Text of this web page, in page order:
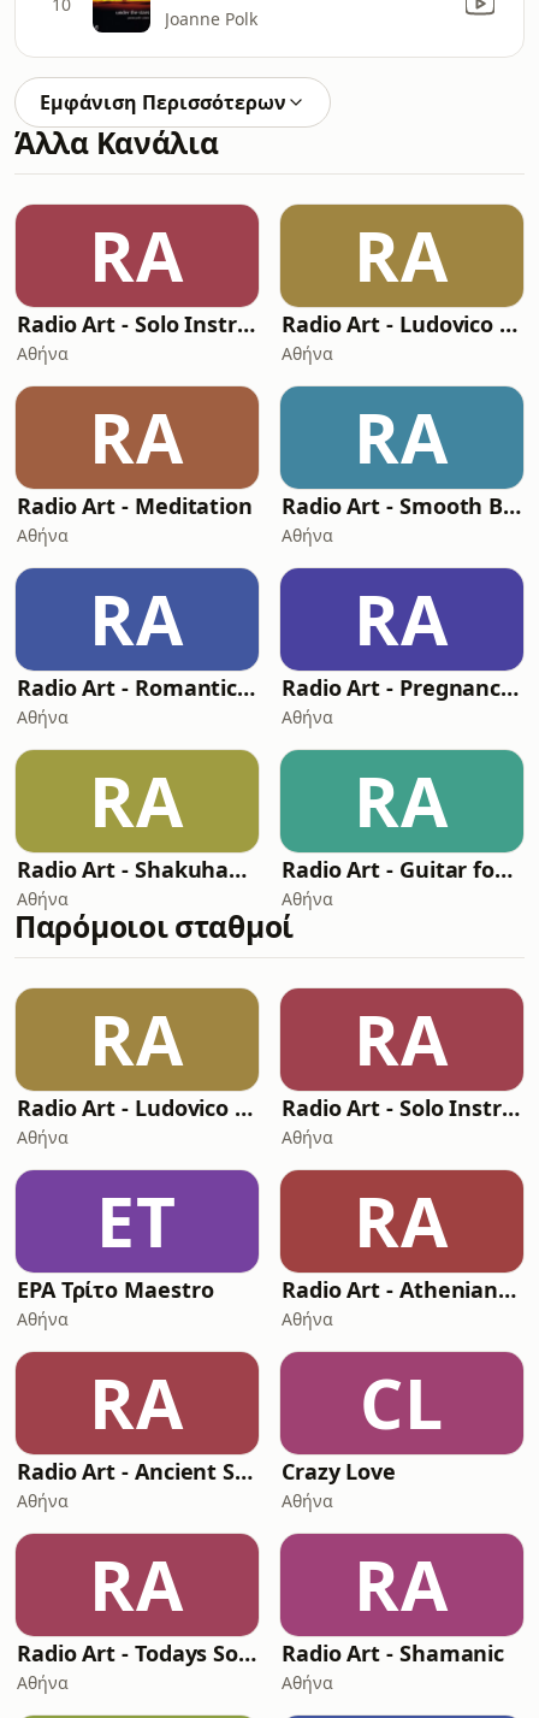
Joanne Polk
Εμφάνιση Περισσότερων
Άλλα Κανάλια
RA
Radio Art - Solo Instruments
Αθήνα
RA
Radio Art - Ludovico Einaudi
Αθήνα
RA
Radio Art - Meditation
Αθήνα
RA
Radio Art - Smooth Bossa Nova
Αθήνα
RA
Radio Art - Romantic Latin
Αθήνα
RA
Radio Art - Pregnancy Relaxation
Αθήνα
RA
Radio Art - Shakuhachi
Αθήνα
RA
Radio Art - Guitar for Sleep
Αθήνα
Παρόμοιοι σταθμοί
RA
Radio Art - Ludovico Einaudi
Αθήνα
RA
Radio Art - Solo Instruments
Αθήνα
ΕΤ
ΕΡΑ Τρίτο Maestro
Αθήνα
RA
Radio Art - Athenian Early
Αθήνα
RA
Radio Art - Ancient Solfeggio Frequencies
Αθήνα
CL
Crazy Love
Αθήνα
RA
Radio Art - Todays Sopranos
Αθήνα
RA
Radio Art - Shamanic
Αθήνα